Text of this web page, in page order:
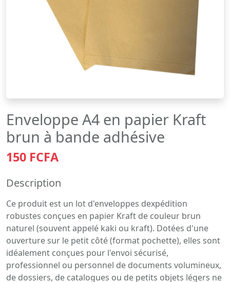
Enveloppe A4 en papier Kraft
brun à bande adhésive
150 FCFA
Description
Ce produit est un lot d'enveloppes dexpédition
robustes conçues en papier Kraft de couleur brun
naturel (souvent appelé kaki ou kraft). Dotées d'une
ouverture sur le petit côté (format pochette), elles sont
idéalement conçues pour l'envoi sécurisé,
professionnel ou personnel de documents volumineux,
de dossiers, de catalogues ou de petits objets légers ne